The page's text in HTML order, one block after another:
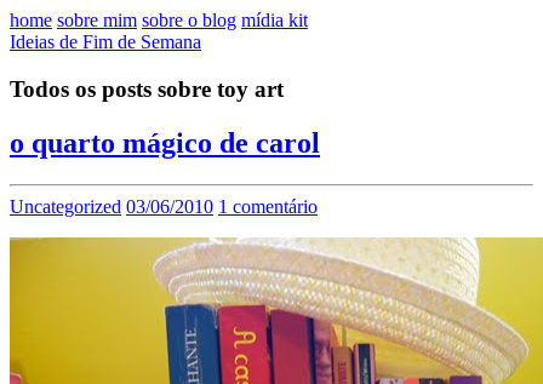
home sobre mim sobre o blog mídia kit
Ideias de Fim de Semana
Todos os posts sobre toy art
o quarto mágico de carol
Uncategorized 03/06/2010 1 comentário